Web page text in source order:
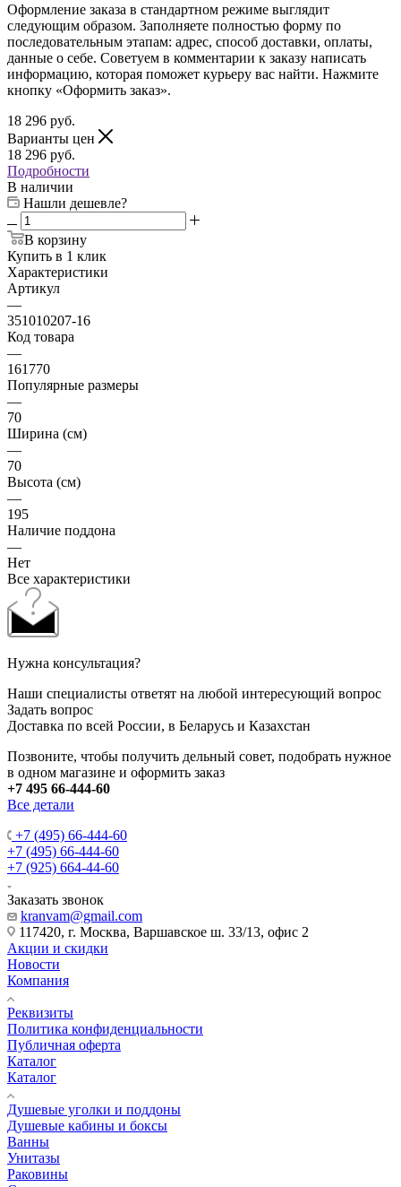
Оформление заказа в стандартном режиме выглядит
следующим образом. Заполняете полностью форму по
последовательным этапам: адрес, способ доставки, оплаты,
данные о себе. Советуем в комментарии к заказу написать
информацию, которая поможет курьеру вас найти. Нажмите
кнопку «Оформить заказ».
18 296 руб.
Варианты цен
18 296 руб.
Подробности
В наличии
Нашли дешевле?
В корзину
Купить в 1 клик
Характеристики
Артикул
—
351010207-16
Код товара
—
161770
Популярные размеры
—
70
Ширина (см)
—
70
Высота (см)
—
195
Наличие поддона
—
Нет
Все характеристики
Нужна консультация?
Наши специалисты ответят на любой интересующий вопрос
Задать вопрос
Доставка по всей России, в Беларусь и Казахстан
Позвоните, чтобы получить дельный совет, подобрать нужное
в одном магазине и оформить заказ
+7 495 66-444-60
Все детали
+7 (495) 66-444-60
+7 (495) 66-444-60
+7 (925) 664-44-60
Заказать звонок
kranvam@gmail.com
117420, г. Москва, Варшавское ш. 33/13, офис 2
Акции и скидки
Новости
Компания
Реквизиты
Политика конфиденциальности
Публичная оферта
Каталог
Каталог
Душевые уголки и поддоны
Душевые кабины и боксы
Ванны
Унитазы
Раковины